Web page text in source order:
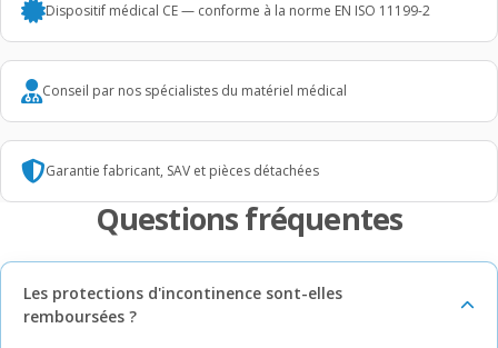
Dispositif médical CE — conforme à la norme EN ISO 11199-2
Conseil par nos spécialistes du matériel médical
Garantie fabricant, SAV et pièces détachées
Questions fréquentes
Les protections d'incontinence sont-elles
remboursées ?